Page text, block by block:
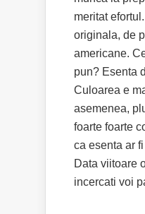
meritat
originala, de
americane.
pun? Esenta
Culoarea e
asemenea,
foarte foarte
ca esenta ar
Data viitoare
incercati voi